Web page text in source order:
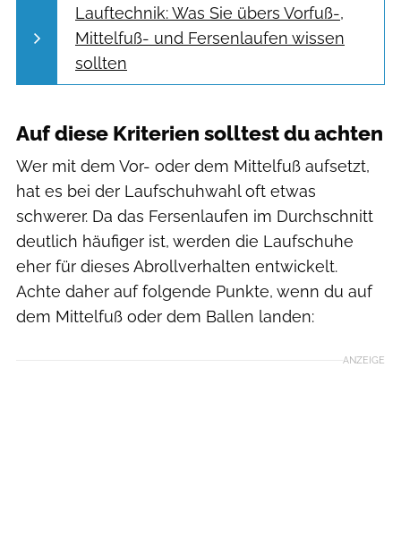
Lauftechnik: Was Sie übers Vorfuß-,
Mittelfuß- und Fersenlaufen wissen
sollten
Auf diese Kriterien solltest du achten
Wer mit dem Vor- oder dem Mittelfuß aufsetzt,
hat es bei der Laufschuhwahl oft etwas
schwerer. Da das Fersenlaufen im Durchschnitt
deutlich häufiger ist, werden die Laufschuhe
eher für dieses Abrollverhalten entwickelt.
Achte daher auf folgende Punkte, wenn du auf
dem Mittelfuß oder dem Ballen landen:
ANZEIGE